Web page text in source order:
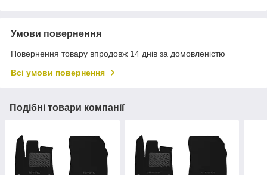
Умови повернення
Повернення товару впродовж 14 днів за домовленістю
Всі умови повернення
Подібні товари компанії